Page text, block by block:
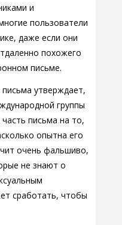
и
пользователи
даже если они
похожего
письме.
утверждает,
группы
письма на то,
опытна его
очень фальшиво,
не знают о
сработать, чтобы